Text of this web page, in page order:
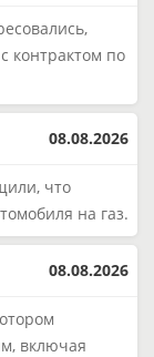
контрактом по
08.08.2026
что
на газ.
08.08.2026
включая